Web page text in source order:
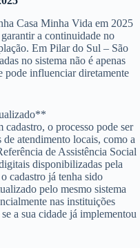
Casa Minha Vida em 2025
a continuidade no
Em Pilar do Sul – São
no sistema não é apenas
pode influenciar diretamente
cadastro, o processo pode ser
atendimento locais, como a
de Assistência Social
disponibilizadas pela
cadastro já tenha sido
pelo mesmo sistema
nas instituições
a sua cidade já implementou